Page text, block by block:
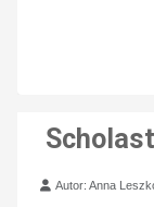
Szczegóły
Autor:Anna